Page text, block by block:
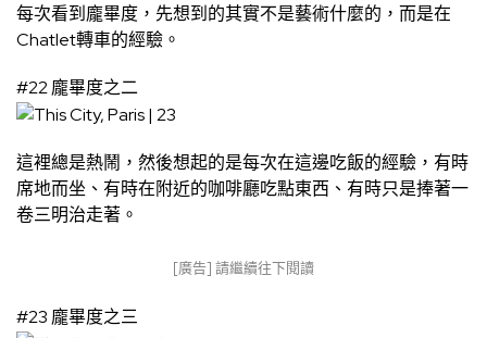
每次看到龐畢度，先想到的其實不是藝術什麼的，而是在
Chatlet轉車的經驗。
#22 龐畢度之二
這裡總是熱鬧，然後想起的是每次在這邊吃飯的經驗，有時
席地而坐、有時在附近的咖啡廳吃點東西、有時只是捧著一
卷三明治走著。
[廣告] 請繼續往下閱讀
#23 龐畢度之三